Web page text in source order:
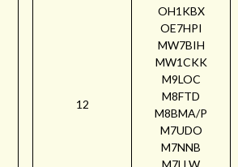
12
OH1KBX
OE7HPI
MW7BIH
MW1CKK
M9LOC
M8FTD
M8BMA/P
M7UDO
M7NNB